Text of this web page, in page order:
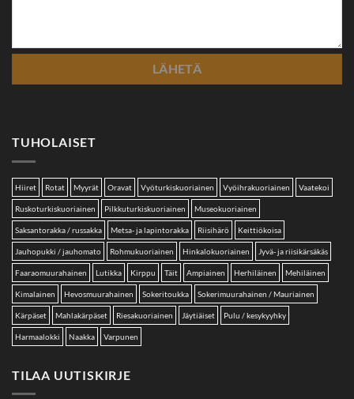
TUHOLAISET
Hiiret Rotat Myyrät Oravat Vyöturkiskuoriainen Vyöihrakuoriainen Vaatekoi
Ruskoturkiskuoriainen Pilkkuturkiskuoriainen Museokuoriainen
Saksantorakka / russakka Metsa- ja lapintorakka Riisihärö Keittiökoisa
Jauhopukki / jauhomato Rohmukuoriainen Hinkalokuoriainen Jyvä- ja riisikärsäkäs
Faaraomuurahainen Lutikka Kirppu Täit Ampiainen Herhiläinen Mehiläinen
Kimalainen Hevosmuurahainen Sokeritoukka Sokerimuurahainen / Mauriainen
Kärpäset Mahlakärpäset Riesakuoriainen Jäytiäiset Pulu / kesykyyhky
Harmaalokki Naakka Varpunen
TILAA UUTISKIRJE